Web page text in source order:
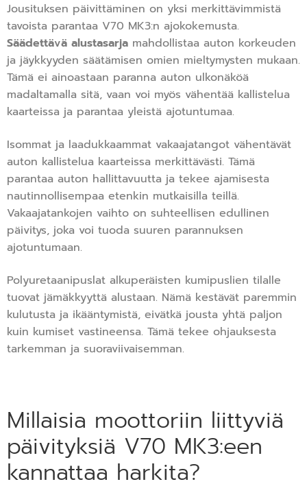
Jousituksen päivittäminen on yksi merkittävimmistä
tavoista parantaa V70 MK3:n ajokokemusta.
Säädettävä alustasarja mahdollistaa auton korkeuden
ja jäykkyyden säätämisen omien mieltymysten mukaan.
Tämä ei ainoastaan paranna auton ulkonäköä
madaltamalla sitä, vaan voi myös vähentää kallistelua
kaarteissa ja parantaa yleistä ajotuntumaa.
Isommat ja laadukkaammat vakaajatangot vähentävät
auton kallistelua kaarteissa merkittävästi. Tämä
parantaa auton hallittavuutta ja tekee ajamisesta
nautinnollisempaa etenkin mutkaisilla teillä.
Vakaajatankojen vaihto on suhteellisen edullinen
päivitys, joka voi tuoda suuren parannuksen
ajotuntumaan.
Polyuretaanipuslat alkuperäisten kumipuslien tilalle
tuovat jämäkkyyttä alustaan. Nämä kestävät paremmin
kulutusta ja ikääntymistä, eivätkä jousta yhtä paljon
kuin kumiset vastineensa. Tämä tekee ohjauksesta
tarkemman ja suoraviivaisemman.
Millaisia moottoriin liittyviä
päivityksiä V70 MK3:een
kannattaa harkita?